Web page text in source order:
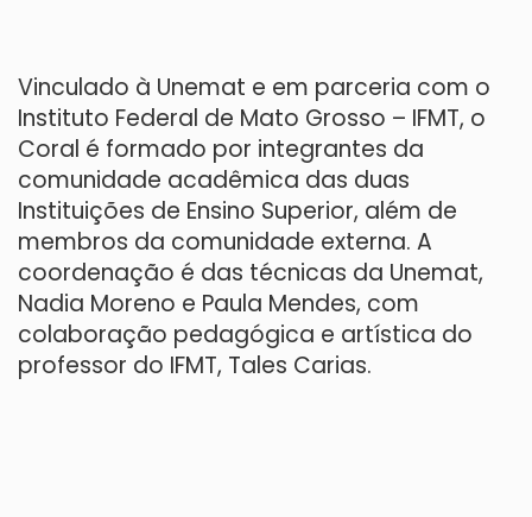
Vinculado à Unemat e em parceria com o
Instituto Federal de Mato Grosso – IFMT, o
Coral é formado por integrantes da
comunidade acadêmica das duas
Instituições de Ensino Superior, além de
membros da comunidade externa. A
coordenação é das técnicas da Unemat,
Nadia Moreno e Paula Mendes, com
colaboração pedagógica e artística do
professor do IFMT, Tales Carias.